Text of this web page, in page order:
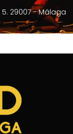
29007 - Málaga